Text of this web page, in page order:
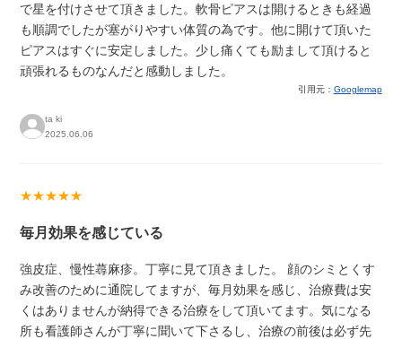
で星を付けさせて頂きました。軟骨ピアスは開けるときも経過
も順調でしたが塞がりやすい体質の為です。他に開けて頂いた
ピアスはすぐに安定しました。少し痛くても励まして頂けると
頑張れるものなんだと感動しました。
引用元： Googlemap
ta ki
2025.06.06
★★★★★
毎月効果を感じている
強皮症、慢性蕁麻疹。丁寧に見て頂きました。 顔のシミとくす
み改善のために通院してますが、毎月効果を感じ、治療費は安
くはありませんが納得できる治療をして頂いてます。気になる
所も看護師さんが丁寧に聞いて下さるし、治療の前後は必ず先